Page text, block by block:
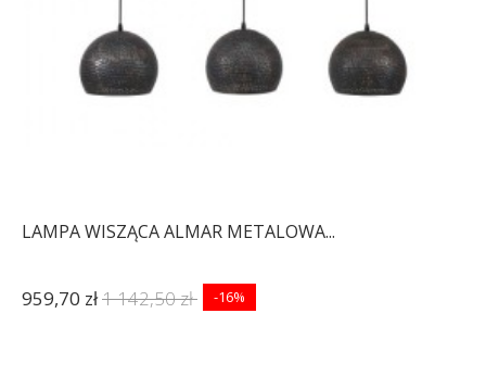
LAMPA WISZĄCA ALMAR METALOWA...
959,70 zł1 142,50 zł -16%